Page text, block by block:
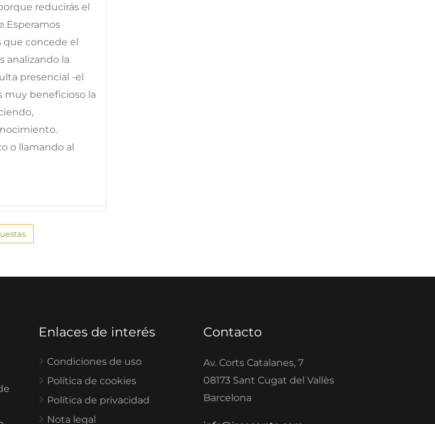
reducirás el
concede el
analizando la
presencial -el
muy beneficioso la
o llamando al
Enlaces de interés
Condiciones de uso
Política de cookies
Política de privacidad
Nota legal
Contacto
Av. Corts Catalanes, 7
08173 Sant Cugat del Vallès
Barcelona